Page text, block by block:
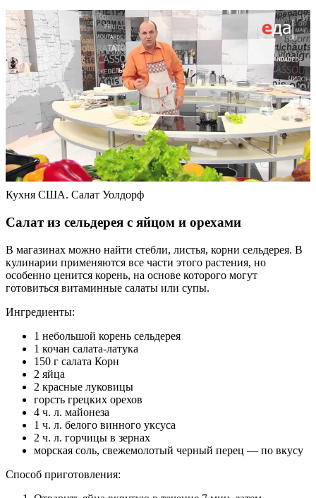
Кухня США. Салат Уолдорф
Салат из сельдерея с яйцом и орехами
В магазинах можно найти стебли, листья, корни сельдерея. В
кулинарии применяются все части этого растения, но
особенно ценится корень, на основе которого могут
готовиться витаминные салаты или супы.
Ингредиенты:
1 небольшой корень сельдерея
1 кочан салата-латука
150 г салата Корн
2 яйца
2 красные луковицы
горсть грецких орехов
4 ч. л. майонеза
1 ч. л. белого винного уксуса
2 ч. л. горчицы в зернах
морская соль, свежемолотый черный перец — по вкусу
Способ приготовления: